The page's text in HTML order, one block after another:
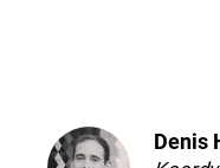
Denis